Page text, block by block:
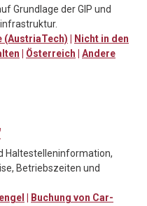
Grundlage der GIP und
(AustriaTech)
Nicht in den
Österreich Andere
Haltestelleninformation,
Betriebszeiten und
Buchung von Car-